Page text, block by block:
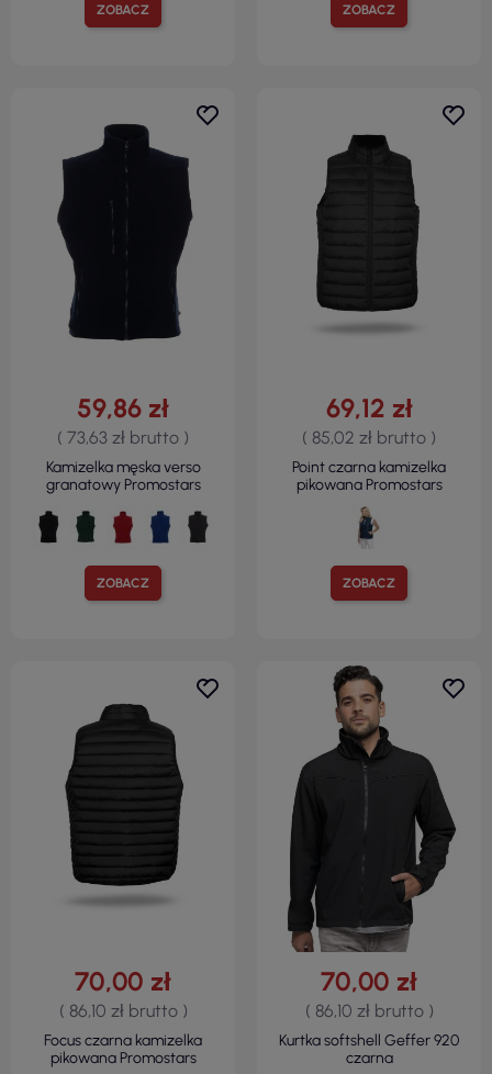
ZOBACZ ZOBACZ
ZOBACZ
59,86 zł
( 73,63 zł brutto )
Kamizelka męska verso
granatowy Promostars
ZOBACZ
69,12 zł
( 85,02 zł brutto )
Point czarna kamizelka
pikowana Promostars
70,00 zł
( 86,10 zł brutto )
Focus czarna kamizelka
pikowana Promostars
70,00 zł
( 86,10 zł brutto )
Kurtka softshell Geffer 920
czarna